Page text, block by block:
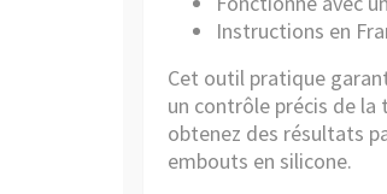
Instructions en
Cet outil pratique
un contrôle précis de la
obtenez des résultats
embouts en silicone.